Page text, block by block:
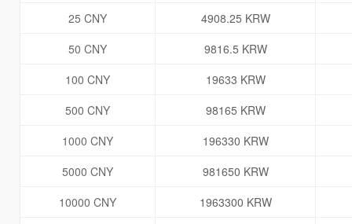
25 CNY
4908.25 KRW
50 CNY
9816.5 KRW
100 CNY
19633 KRW
500 CNY
98165 KRW
1000 CNY
196330 KRW
5000 CNY
981650 KRW
10000 CNY
1963300 KRW